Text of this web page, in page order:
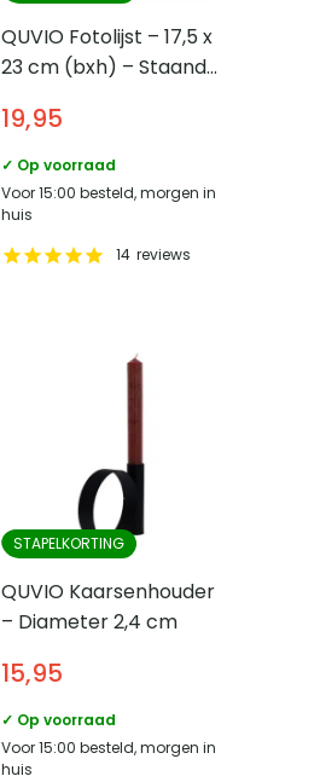
QUVIO Fotolijst – 17,5 x
23 cm (bxh) – Staand
19,95
✓ Op voorraad
Voor 15:00 besteld, morgen in
huis
14 reviews
STAPELKORTING
QUVIO Kaarsenhouder
– Diameter 2,4 cm
15,95
✓ Op voorraad
Voor 15:00 besteld, morgen in
huis